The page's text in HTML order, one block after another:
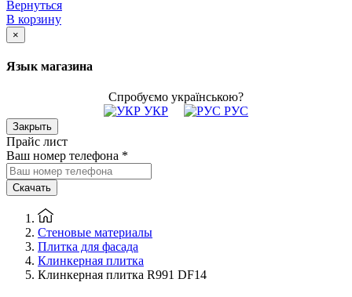
Вернуться
В корзину
×
Язык магазина
Спробуємо українською?
УКР
РУС
Закрыть
Прайс лист
Ваш номер телефона *
Скачать
Стеновые материалы
Плитка для фасада
Клинкерная плитка
Клинкерная плитка R991 DF14